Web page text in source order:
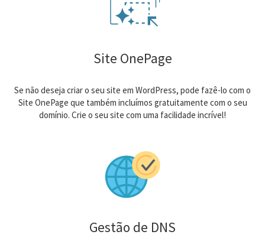
Site OnePage
Se não deseja criar o seu site em WordPress, pode fazê-lo com o
Site OnePage que também incluímos gratuitamente com o seu
domínio. Crie o seu site com uma facilidade incrível!
Gestão de DNS